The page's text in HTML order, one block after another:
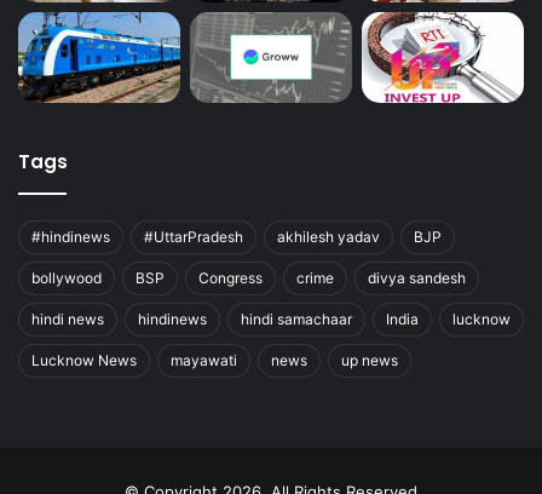
Tags
#hindinews #UttarPradesh akhilesh yadav BJP
bollywood BSP Congress crime divya sandesh
hindi news hindinews hindi samachaar India lucknow
Lucknow News mayawati news up news